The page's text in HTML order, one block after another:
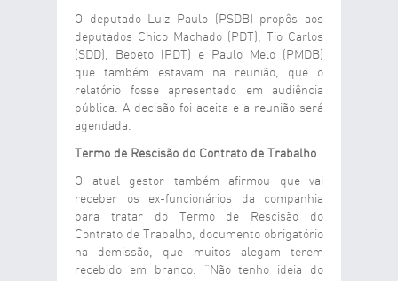
O deputado Luiz Paulo (PSDB) propôs aos
deputados Chico Machado (PDT), Tio Carlos
(SDD), Bebeto (PDT) e Paulo Melo (PMDB)
que também estavam na reunião, que o
relatório fosse apresentado em audiência
pública. A decisão foi aceita e a reunião será
agendada.
Termo de Rescisão do Contrato de Trabalho
O atual gestor também afirmou que vai
receber os ex-funcionários da companhia
para tratar do Termo de Rescisão do
Contrato de Trabalho, documento obrigatório
na demissão, que muitos alegam terem
recebido em branco. “Não tenho ideia do